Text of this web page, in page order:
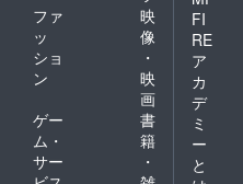
ファ
ッ
ショ
ン
映
像
・
映
画
ゲー
ム・
サー
書
籍
・
FI
RE
ア
カ
デ
ミ
ー
と